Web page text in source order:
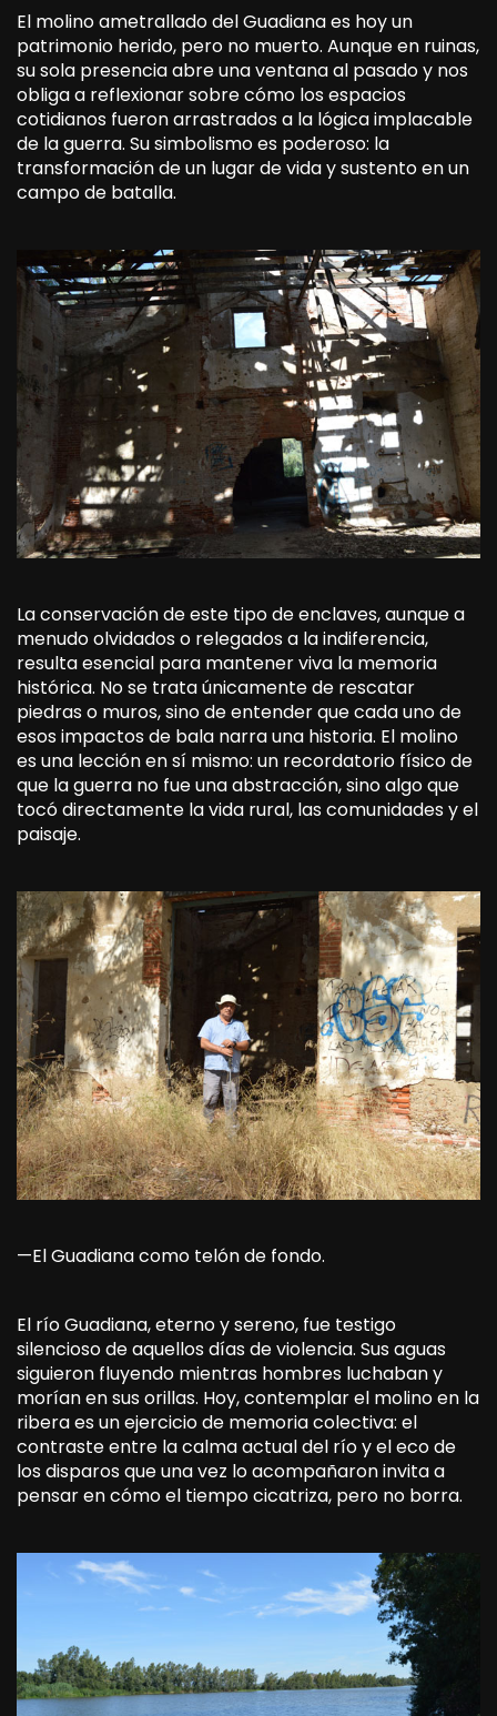
El molino ametrallado del Guadiana es hoy un
patrimonio herido, pero no muerto. Aunque en ruinas,
su sola presencia abre una ventana al pasado y nos
obliga a reflexionar sobre cómo los espacios
cotidianos fueron arrastrados a la lógica implacable
de la guerra. Su simbolismo es poderoso: la
transformación de un lugar de vida y sustento en un
campo de batalla.
La conservación de este tipo de enclaves, aunque a
menudo olvidados o relegados a la indiferencia,
resulta esencial para mantener viva la memoria
histórica. No se trata únicamente de rescatar
piedras o muros, sino de entender que cada uno de
esos impactos de bala narra una historia. El molino
es una lección en sí mismo: un recordatorio físico de
que la guerra no fue una abstracción, sino algo que
tocó directamente la vida rural, las comunidades y el
paisaje.
—El Guadiana como telón de fondo.
El río Guadiana, eterno y sereno, fue testigo
silencioso de aquellos días de violencia. Sus aguas
siguieron fluyendo mientras hombres luchaban y
morían en sus orillas. Hoy, contemplar el molino en la
ribera es un ejercicio de memoria colectiva: el
contraste entre la calma actual del río y el eco de
los disparos que una vez lo acompañaron invita a
pensar en cómo el tiempo cicatriza, pero no borra.